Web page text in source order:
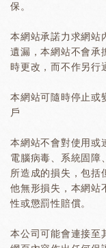
保。
本網站承諾力求網站
遺漏，本網站不會承
時更改，而不作另行
本網站可隨時停止或
戶
本網站不會對使用或
電腦病毒、系統固障
所造成的損失，包括
他無形損失，本網站
性或懲罰性賠償。
本公司可能會連接至